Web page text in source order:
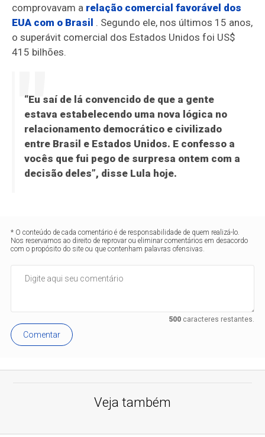
comprovavam a relação comercial favorável dos
EUA com o Brasil . Segundo ele, nos últimos 15 anos,
o superávit comercial dos Estados Unidos foi US$
415 bilhões.
“Eu saí de lá convencido de que a gente
estava estabelecendo uma nova lógica no
relacionamento democrático e civilizado
entre Brasil e Estados Unidos. E confesso a
vocês que fui pego de surpresa ontem com a
decisão deles”, disse Lula hoje.
* O conteúdo de cada comentário é de responsabilidade de quem realizá-lo.
Nos reservamos ao direito de reprovar ou eliminar comentários em desacordo
com o propósito do site ou que contenham palavras ofensivas.
500caracteres restantes.
Comentar
Veja também